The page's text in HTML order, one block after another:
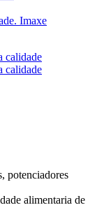
potenciadores
alimentaria de